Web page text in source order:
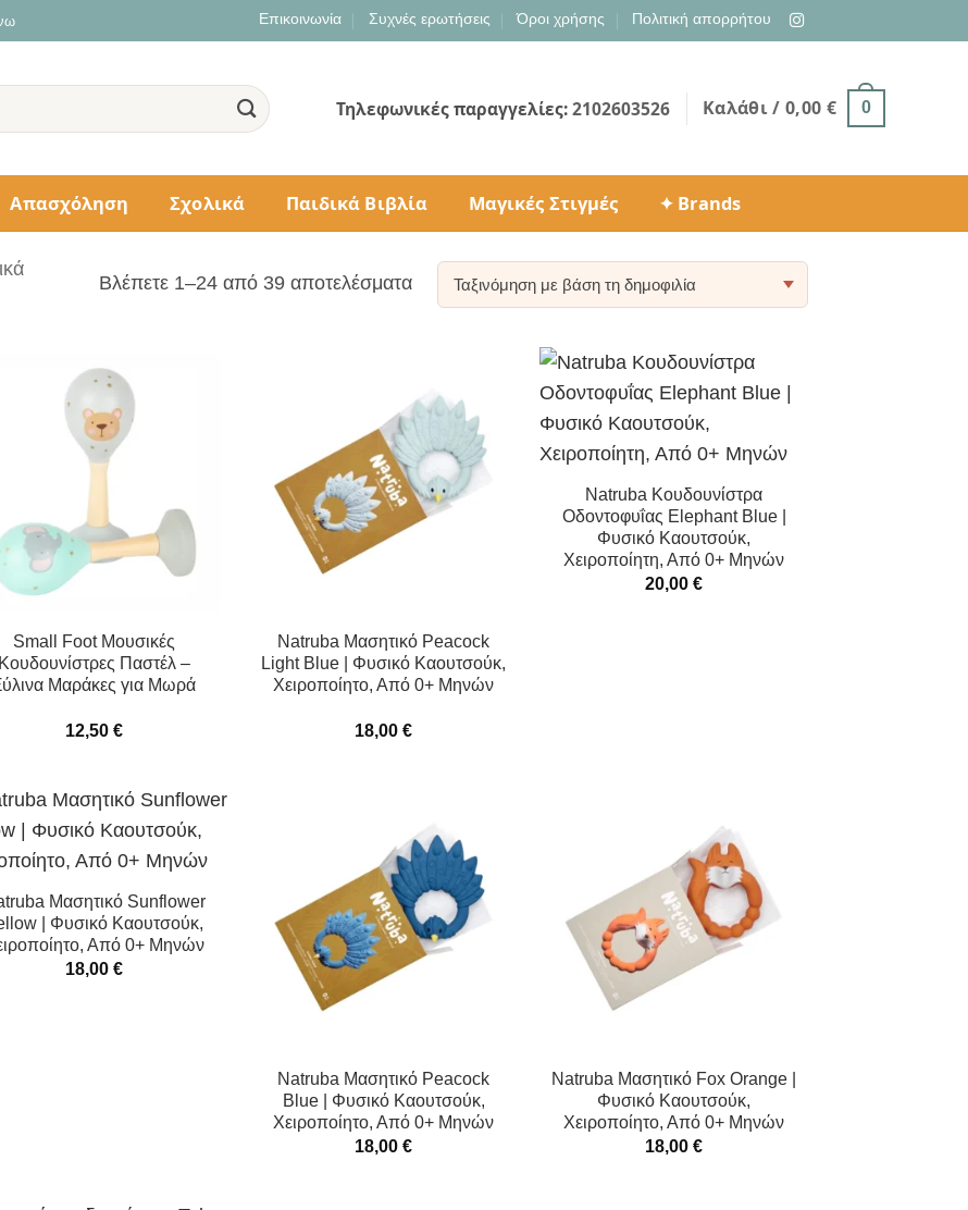
Επικοινωνία Συχνές ερωτήσεις Όροι χρήσης Πολιτική απορρήτου
Τηλεφωνικές παραγγελίες:2102603526 Καλάθι / 0,00 € 0
Απασχόληση Σχολικά Παιδικά Βιβλία Μαγικές Στιγμές ✦ Brands
Βλέπετε 1–24 από 39 αποτελέσματαSorted
Small Foot Μουσικές
Κουδουνίστρες Παστέλ –
Μαράκες για Μωρά
12,50 €
Natruba Μασητικό Peacock
Light Blue | Φυσικό Καουτσούκ,
Χειροποίητο, Από 0+ Μηνών
18,00€
Natruba Κουδουνίστρα
Οδοντοφυΐας Elephant Blue |
Φυσικό Καουτσούκ,
Χειροποίητη, Από 0+ Μηνών
20,00€
Μασητικό Sunflower
| Φυσικό Καουτσούκ,
Από 0+ Μηνών
18,00 €
Natruba Μασητικό Peacock
Blue | Φυσικό Καουτσούκ,
Χειροποίητο, Από 0+ Μηνών
18,00€
Natruba Μασητικό Fox Orange |
Φυσικό Καουτσούκ,
Χειροποίητο, Από 0+ Μηνών
18,00€